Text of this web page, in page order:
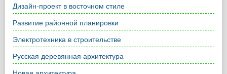
Дизайн-проект в восточном стиле
Развитие районной планировки
Электротехника в строительстве
Русская деревянная архитектура